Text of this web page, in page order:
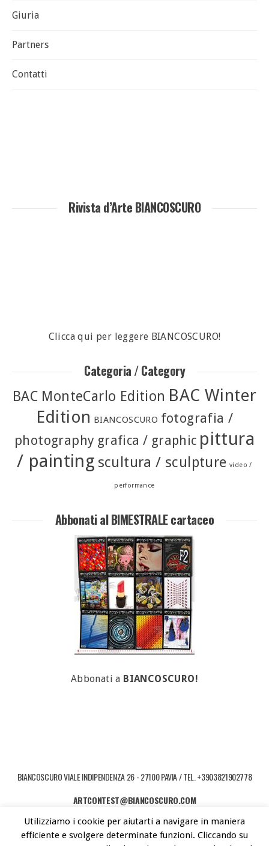
Giuria
Partners
Contatti
Rivista d’Arte BIANCOSCURO
Clicca qui per leggere BIANCOSCURO!
Categoria / Category
BAC MonteCarlo Edition BAC Winter
Edition BIANCOSCURO fotografia /
photography grafica / graphic pittura
/ painting scultura / sculpture video /
performance
Abbonati al BIMESTRALE cartaceo
Abbonati a BIANCOSCURO!
BIANCOSCURO VIALE INDIPENDENZA 26 - 27100 PAVIA / TEL. +3903821902778
ARTCONTEST@BIANCOSCURO.COM
COPYRIGHT © 2026 ART CONTEST. POWERED BY LIBEREMENTI - IDEE PER
L'ARTE CONTEMPORANEA
Utilizziamo i cookie per aiutarti a navigare in maniera
efficiente e svolgere determinate funzioni. Cliccando su